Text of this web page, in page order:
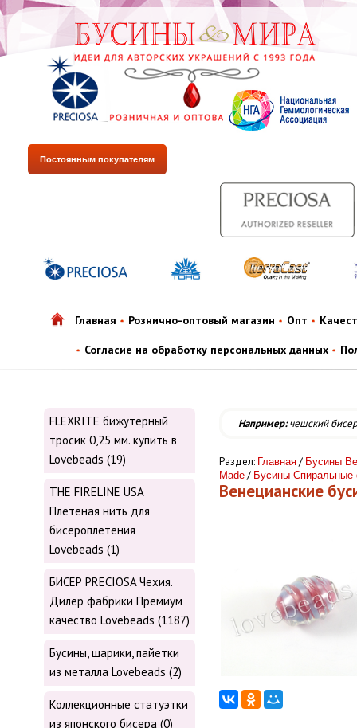
Постоянным покупателям
Главная Рознично-оптовый магазин Опт
Согласие на обработку персональных данных
FLEXRITE бижутерный
тросик 0,25 мм. купить в
Lovebeads (19)
THE FIRELINE USA
Плетеная нить для
бисероплетения
Lovebeads (1)
БИСЕР PRECIOSA Чехия.
Дилер фабрики Премиум
качество Lovebeads (1187)
Бусины, шарики, пайетки
из металла Lovebeads (2)
Коллекционные статуэтки
из японского бисера (0)
Например:чешский бисер
Раздел: Главная / Бусины
Made / Бусины
Венецианские